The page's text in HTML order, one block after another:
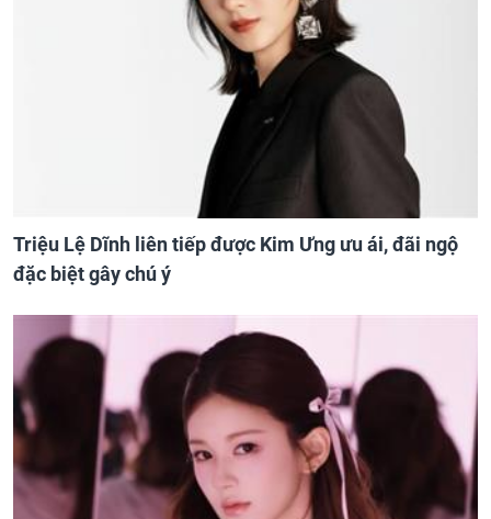
Triệu Lệ Dĩnh liên tiếp được Kim Ưng ưu ái, đãi ngộ
đặc biệt gây chú ý